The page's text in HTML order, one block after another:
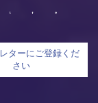
ターにご登録くだ
さい